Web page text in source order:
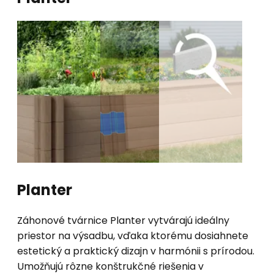
Planter
Záhonové tvárnice Planter vytvárajú ideálny
priestor na výsadbu, vďaka ktorému dosiahnete
estetický a praktický dizajn v harmónii s prírodou.
Umožňujú rôzne konštrukčné riešenia v